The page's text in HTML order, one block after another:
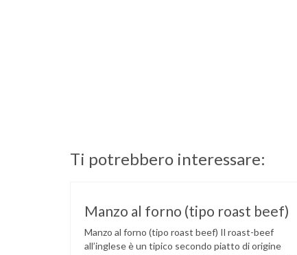
Ti potrebbero interessare:
Manzo al forno (tipo roast beef)
Manzo al forno (tipo roast beef) Il roast-beef
all’inglese è un tipico secondo piatto di origine